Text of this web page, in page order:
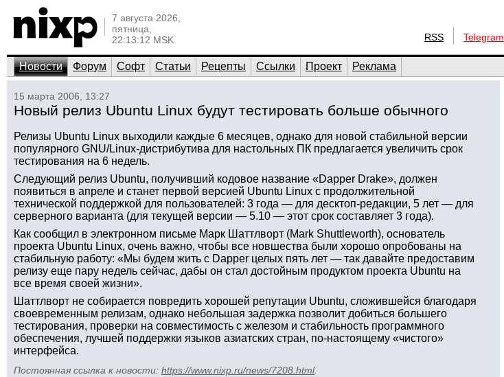
7 августа 2026,
пятница,
22:13:12 MSK
RSS Telegram
Новости Форум Софт Статьи Рецепты Ссылки Проект Реклама
15 марта 2006, 13:27
Новый релиз Ubuntu Linux будут тестировать больше обычного
Релизы Ubuntu Linux выходили каждые 6 месяцев, однако для новой стабильной версии
популярного GNU/Linux-дистрибутива для настольных ПК предлагается увеличить срок
тестирования на 6 недель.
Следующий релиз Ubuntu, получивший кодовое название «Dapper Drake», должен
появиться в апреле и станет первой версией Ubuntu Linux с продолжительной
технической поддержкой для пользователей: 3 года — для десктоп-редакции, 5 лет — для
серверного варианта (для текущей версии — 5.10 — этот срок составляет 3 года).
Как сообщил в электронном письме Марк Шаттлворт (Mark Shuttleworth), основатель
проекта Ubuntu Linux, очень важно, чтобы все новшества были хорошо опробованы на
стабильную работу: «Мы будем жить с Dapper целых пять лет — так давайте предоставим
релизу еще пару недель сейчас, дабы он стал достойным продуктом проекта Ubuntu на
все время своей жизни».
Шаттлворт не собирается повредить хорошей репутации Ubuntu, сложившейся благодаря
своевременным релизам, однако небольшая задержка позволит добиться большего
тестирования, проверки на совместимость с железом и стабильность программного
обеспечения, лучшей поддержки языков азиатских стран, по-настоящему «чистого»
интерфейса.
Постоянная ссылка к новости: https://www.nixp.ru/news/7208.html.